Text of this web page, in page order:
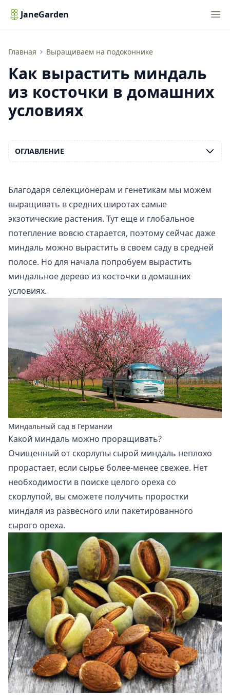
JaneGarden
Главная Выращиваем на подоконнике
Как вырастить миндаль из косточки в домашних условиях
Как вырастить миндаль
из косточки в домашних
условиях
Благодаря селекционерам и генетикам мы можем
выращивать в средних широтах самые
экзотические растения. Тут еще и глобальное
потепление вовсю старается, поэтому сейчас даже
миндаль можно вырастить в своем саду в средней
полосе. Но для начала попробуем вырастить
миндальное дерево из косточки в домашних
условиях.
Миндальный сад в Германии
Какой миндаль можно проращивать?
Очищенный от скорлупы сырой миндаль неплохо
прорастает, если сырье более-менее свежее. Нет
необходимости в поиске целого ореха со
скорлупой, вы сможете получить проростки
миндаля из развесного или пакетированного
сырого ореха.
ОГЛАВЛЕНИЕ